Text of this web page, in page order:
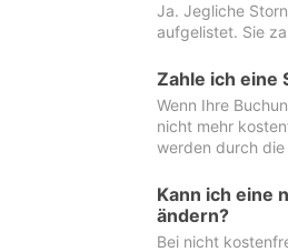
Ja. Jegliche
aufgelistet. Sie
Zahle ich eine
Wenn Ihre
nicht mehr
werden durch
Kann ich eine
ändern?
Bei nicht